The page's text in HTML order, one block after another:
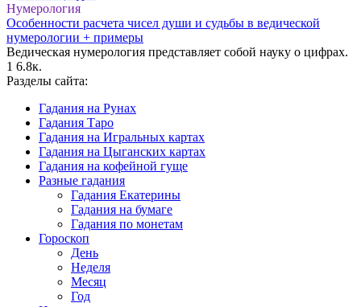
Нумерология
Особенности расчета чисел души и судьбы в ведической
нумерологии + примеры
Ведическая нумерология представляет собой науку о цифрах.
1 6.8к.
Разделы сайта:
Гадания на Рунах
Гадания Таро
Гадания на Игральных картах
Гадания на Цыганских картах
Гадания на кофейной гуще
Разные гадания
Гадания Екатерины
Гадания на бумаге
Гадания по монетам
Гороскоп
День
Неделя
Месяц
Год